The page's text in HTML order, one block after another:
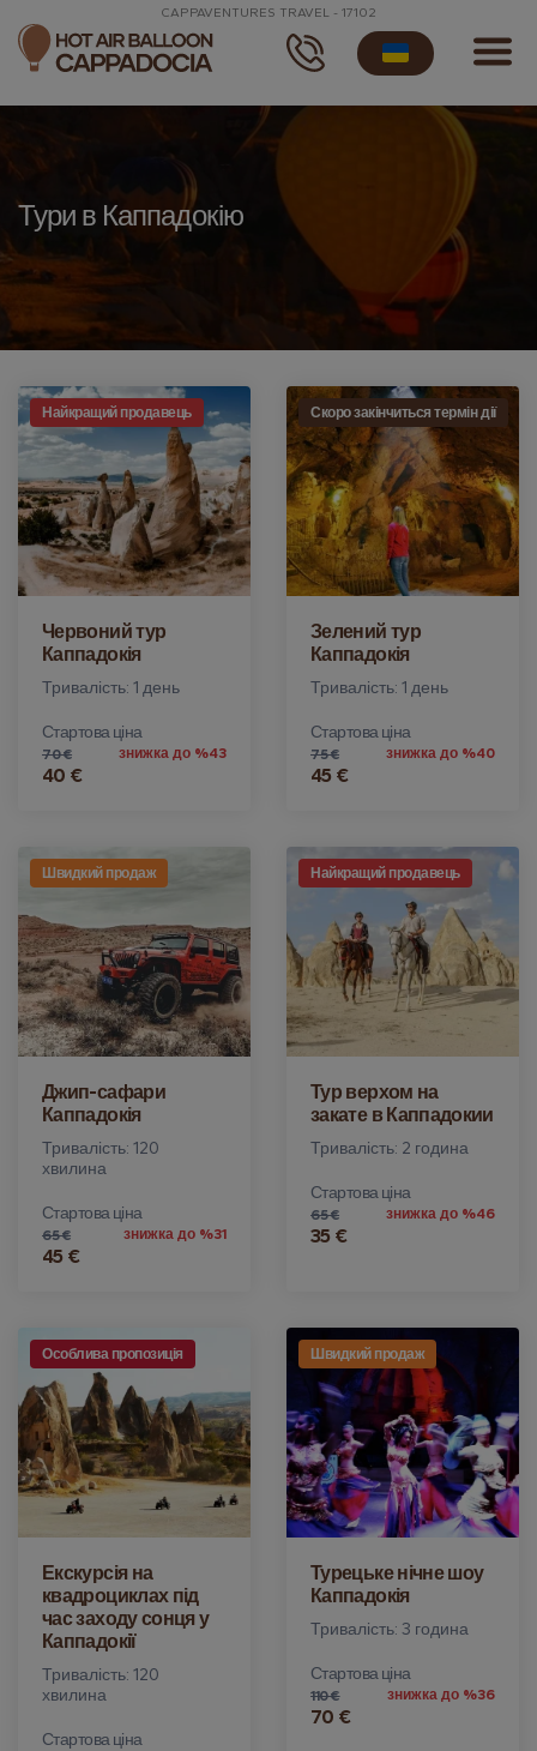
CAPPAVENTURES TRAVEL - 17102
Тури в Каппадокію
Найкращий продавець
Червоний тур
Каппадокія
Тривалість: 1 день
Стартова ціна
70 €
40 €
знижка до %43
Скоро закінчиться термін дії
Зелений тур
Каппадокія
Тривалість: 1 день
Стартова ціна
75 €
45 €
знижка до %40
Швидкий продаж
Джип-сафари
Каппадокія
Тривалість: 120
хвилина
Стартова ціна
65 €
45 €
знижка до %31
Найкращий продавець
Тур верхом на
закате в Каппадокии
Тривалість: 2 година
Стартова ціна
65 €
35 €
знижка до %46
Особлива пропозиція
Екскурсія на
квадроциклах під
час заходу сонця у
Каппадокії
Тривалість: 120
хвилина
Стартова ціна
Швидкий продаж
Турецьке нічне шоу
Каппадокія
Тривалість: 3 година
Стартова ціна
110 €
70 €
знижка до %36